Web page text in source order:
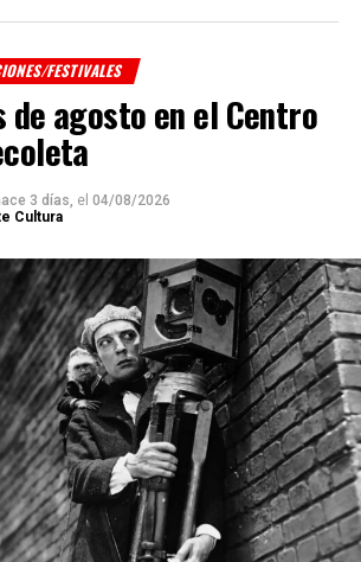
FESTIVALES
de agosto en el Centro
3 días, el 04/08/2026
Cultura